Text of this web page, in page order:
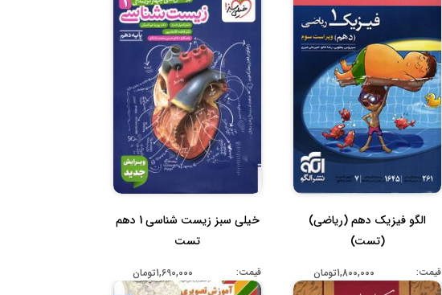
الگو فیزیک دهم (ریاضی)
(تست)
قیمت: 1,800,000تومان
خیلی سبز زیست شناسی 1 دهم
تست
قیمت: 1,690,000تومان